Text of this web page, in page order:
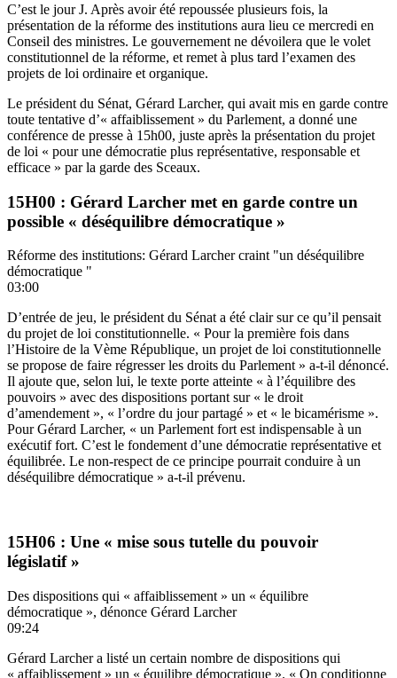
C’est le jour J. Après avoir été repoussée plusieurs fois, la
présentation de la réforme des institutions aura lieu ce mercredi en
Conseil des ministres. Le gouvernement ne dévoilera que le volet
constitutionnel de la réforme, et remet à plus tard l’examen des
projets de loi ordinaire et organique.
Le président du Sénat, Gérard Larcher, qui avait mis en garde contre
toute tentative d’« affaiblissement » du Parlement, a donné une
conférence de presse à 15h00, juste après la présentation du projet
de loi « pour une démocratie plus représentative, responsable et
efficace » par la garde des Sceaux.
15H00 : Gérard Larcher met en garde contre un
possible « déséquilibre démocratique »
Réforme des institutions: Gérard Larcher craint "un déséquilibre
démocratique "
03:00
D’entrée de jeu, le président du Sénat a été clair sur ce qu’il pensait
du projet de loi constitutionnelle. « Pour la première fois dans
l’Histoire de la Vème République, un projet de loi constitutionnelle
se propose de faire régresser les droits du Parlement » a-t-il dénoncé.
Il ajoute que, selon lui, le texte porte atteinte « à l’équilibre des
pouvoirs » avec des dispositions portant sur « le droit
d’amendement », « l’ordre du jour partagé » et « le bicamérisme ».
Pour Gérard Larcher, « un Parlement fort est indispensable à un
exécutif fort. C’est le fondement d’une démocratie représentative et
équilibrée. Le non-respect de ce principe pourrait conduire à un
déséquilibre démocratique » a-t-il prévenu.
15H06 : Une « mise sous tutelle du pouvoir
législatif »
Des dispositions qui « affaiblissement » un « équilibre
démocratique », dénonce Gérard Larcher
09:24
Gérard Larcher a listé un certain nombre de dispositions qui
« affaiblissement » un « équilibre démocratique ». « On conditionne